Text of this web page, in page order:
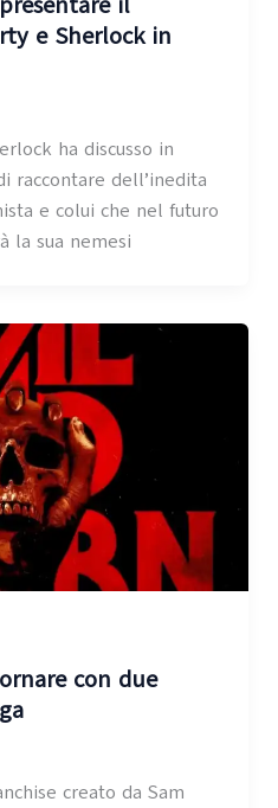
e Sherlock in
ha discusso in
raccontare dell’inedita
e colui che nel futuro
la sua nemesi
con due
creato da Sam